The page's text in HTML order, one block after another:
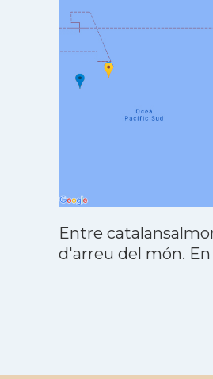
Entre
d'arreu del món.